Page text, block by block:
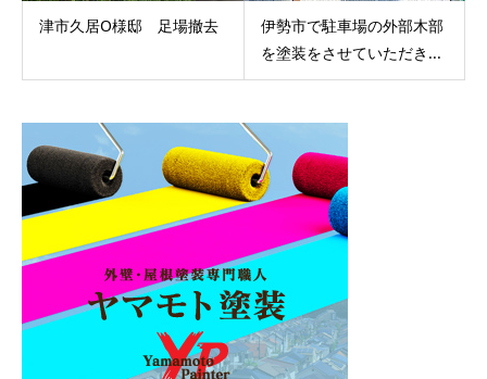
津市久居O様邸 足場撤去
伊勢市で駐車場の外部木部
を塗装をさせていただき...